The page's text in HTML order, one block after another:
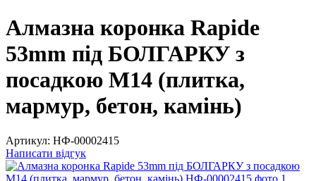
Алмазна коронка Rapide
53mm під БОЛГАРКУ з
посадкою M14 (плитка,
мармур, бетон, камінь)
Артикул: НФ-00002415
Написати відгук